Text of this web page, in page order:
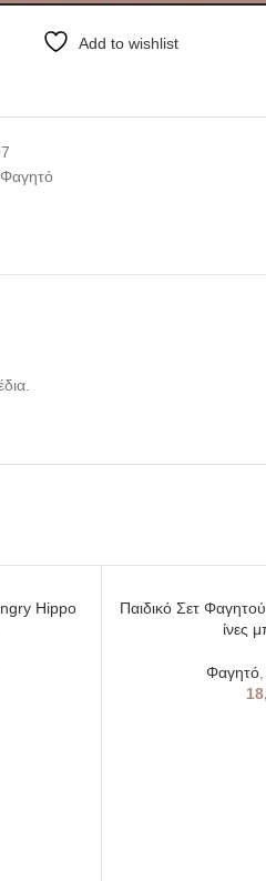
Add to wishlist
Φαγητό
Hippo
SOLD
Παιδικό Σετ
ίνες
Φαγητό